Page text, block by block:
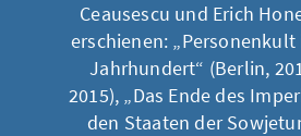
Ceausescu und Erich
erschienen: „Personenkult
Jahrhundert“ (Berlin,
2015), „Das Ende des
den Staaten der